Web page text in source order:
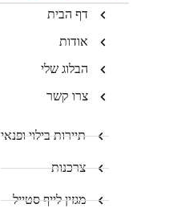
דף הבית
אודות
הבלוג שלי
צרו קשר
תיירות בילוי ופנאי
צרכנות
מגזין לייף סטייל